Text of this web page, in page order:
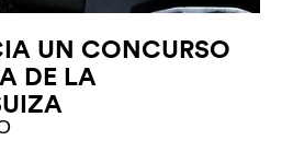
UN CONCURSO
DE LA